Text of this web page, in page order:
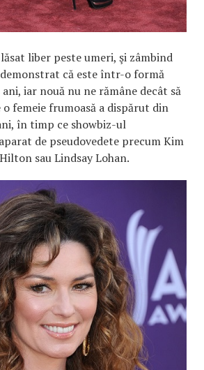
liber peste umeri, şi zâmbind
că este într-o formă
iar nouă nu ne rămâne decât să
femeie frumoasă a dispărut din
în timp ce showbiz-ul
de pseudovedete precum Kim
sau Lindsay Lohan.